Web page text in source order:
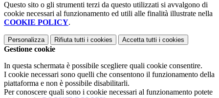
Questo sito o gli strumenti terzi da questo utilizzati si avvalgono di
cookie necessari al funzionamento ed utili alle finalità illustrate nella
COOKIE POLICY.
Personalizza Rifiuta tutti i cookies Accetta tutti i cookies
Gestione cookie
In questa schermata è possibile scegliere quali cookie consentire.
I cookie necessari sono quelli che consentono il funzionamento della
piattaforma e non è possibile disabilitarli.
Per conoscere quali sono i cookie necessari al funzionamento potete